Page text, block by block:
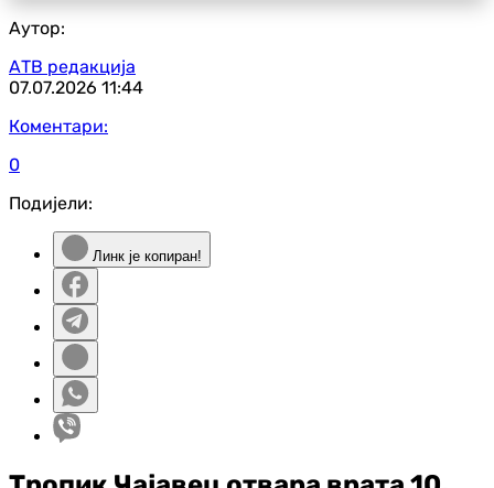
Аутор:
АТВ редакција
07.07.2026 11:44
Коментари:
0
Подијели:
Линк је копиран!